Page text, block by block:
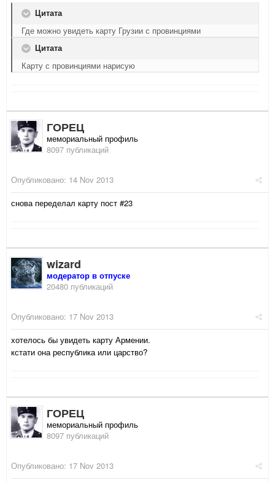
Цитата
Где можно увидеть карту Грузии с провинциями
Цитата
Карту с провинциями нарисую
ГОРЕЦ
мемориальный профиль
8097 публикаций
Опубликовано: 14 Nov 2013
снова переделал карту пост #23
wizard
модератор в отпуске
20480 публикаций
Опубликовано: 17 Nov 2013
хотелось бы увидеть карту Армении.
кстати она республика или царство?
ГОРЕЦ
мемориальный профиль
8097 публикаций
Опубликовано: 17 Nov 2013